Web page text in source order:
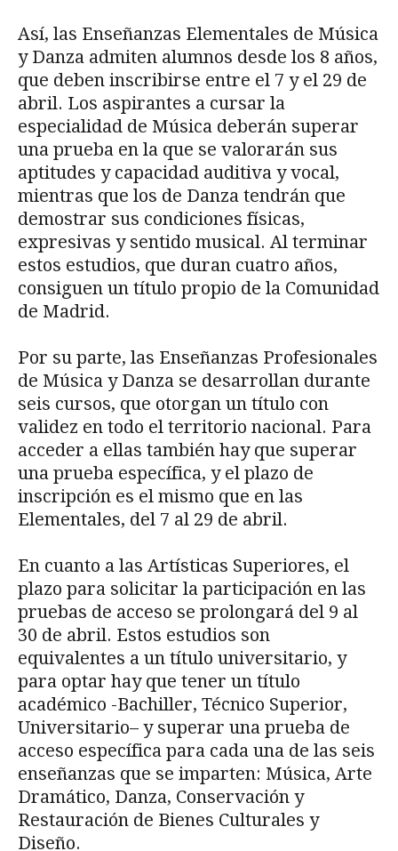
Así, las Enseñanzas Elementales de Música
y Danza admiten alumnos desde los 8 años,
que deben inscribirse entre el 7 y el 29 de
abril. Los aspirantes a cursar la
especialidad de Música deberán superar
una prueba en la que se valorarán sus
aptitudes y capacidad auditiva y vocal,
mientras que los de Danza tendrán que
demostrar sus condiciones físicas,
expresivas y sentido musical. Al terminar
estos estudios, que duran cuatro años,
consiguen un título propio de la Comunidad
de Madrid.
Por su parte, las Enseñanzas Profesionales
de Música y Danza se desarrollan durante
seis cursos, que otorgan un título con
validez en todo el territorio nacional. Para
acceder a ellas también hay que superar
una prueba específica, y el plazo de
inscripción es el mismo que en las
Elementales, del 7 al 29 de abril.
En cuanto a las Artísticas Superiores, el
plazo para solicitar la participación en las
pruebas de acceso se prolongará del 9 al
30 de abril. Estos estudios son
equivalentes a un título universitario, y
para optar hay que tener un título
académico -Bachiller, Técnico Superior,
Universitario– y superar una prueba de
acceso específica para cada una de las seis
enseñanzas que se imparten: Música, Arte
Dramático, Danza, Conservación y
Restauración de Bienes Culturales y
Diseño.